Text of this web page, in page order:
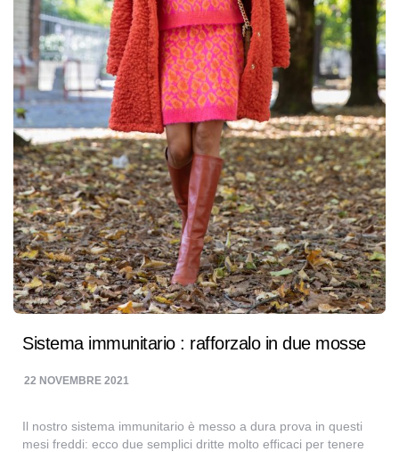
Sistema immunitario : rafforzalo in due mosse
22 NOVEMBRE 2021
Il nostro sistema immunitario è messo a dura prova in questi
mesi freddi: ecco due semplici dritte molto efficaci per tenere